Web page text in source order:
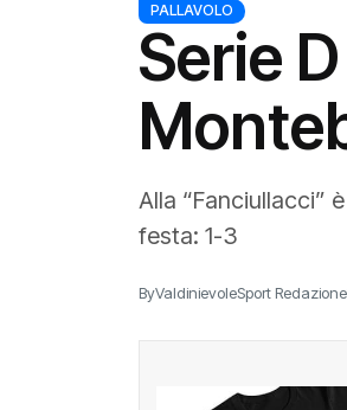
PALLAVOLO
Serie
Alla “Fanciullacci”
festa: 1-3
ByValdinievoleSport Redazione